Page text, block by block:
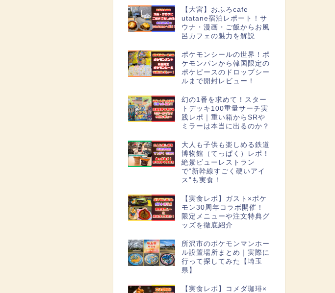
【大宮】おふろcafe
utatane宿泊レポート！サ
ウナ・漫画・ご飯からお風
呂カフェの魅力を解説
ポケモンシールの世界！ポ
ケモンパンから韓国限定の
ポケピースのドロップシー
ルまで開封レビュー！
幻の1番を求めて！スター
トデッキ100重量サーチ実
践レポ｜重い箱からSRや
ミラーは本当に出るのか？
大人も子供も楽しめる鉄道
博物館（てっぱく）レポ！
絶景ビューレストラン
で“新幹線すごく硬いアイ
ス”も実食！
【実食レポ】ガスト×ポケ
モン30周年コラボ開催！
限定メニューや注文特典グ
ッズを徹底紹介
所沢市のポケモンマンホー
ル設置場所まとめ｜実際に
行って探してみた【埼玉
県】
【実食レポ】コメダ珈琲×